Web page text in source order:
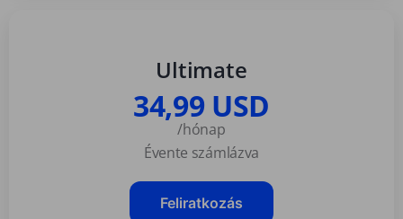
Ultimate
34,99 USD
/hónap
Évente számlázva
Feliratkozás